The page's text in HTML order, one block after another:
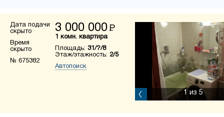
Дата подачи
скрыто
Время
скрыто
№ 675382
3 000 000 Р
1 комн. квартира
Площадь: 31/?/8
Этаж/этажность: 2/5
Автопоиск
1 из 5